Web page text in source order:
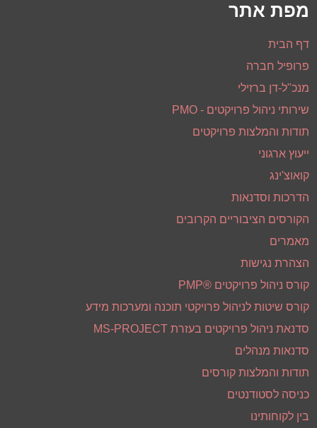
מפת אתר
דף הבית
פרופיל חברה
מנכ"ל-דן ברזילי
שירותי ניהול פרויקטים - PMO
תודות והמלצות פרויקטים
ייעוץ ארגוני
קואוצ'ינג
הדרכות וסדנאות
הקורסים הציבוריים הקרובים
מאמרים
הצהרת נגישות
קורס ניהול פרויקטים ®PMP
קורס שיטות לניהול פרויקטי תוכנה ומערכות מידע
סדנאת ניהול פרויקטים בעזרת MS-PROJECT
סדנאות מנהלים
תודות והמלצות קורסים
כניסה לסטודנטים
בין לקוחותינו